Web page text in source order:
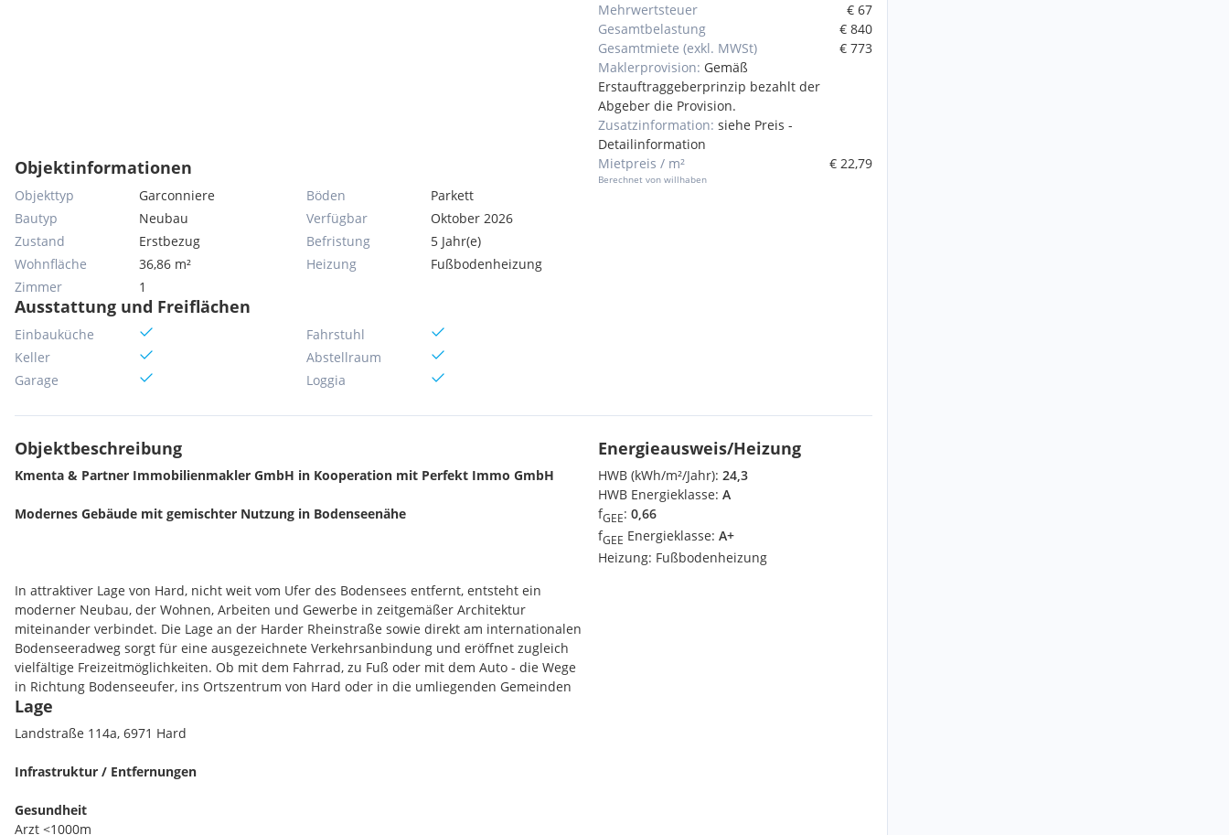
Objektinformationen
Objekttyp
Garconniere
Bautyp
Neubau
Zustand
Erstbezug
Wohnfläche
36,86 m²
Zimmer
1
Böden
Parkett
Verfügbar
Oktober 2026
Befristung
5 Jahr(e)
Heizung
Fußbodenheizung
Ausstattung und Freiflächen
Einbauküche
Keller
Garage
Fahrstuhl
Abstellraum
Loggia
Mehrwertsteuer
€ 67
Gesamtbelastung
€ 840
Gesamtmiete (exkl. MWSt)
€ 773
Maklerprovision: Gemäß
Erstauftraggeberprinzip bezahlt der
Abgeber die Provision.
Zusatzinformation: siehe Preis -
Detailinformation
Mietpreis / m²
Berechnet von willhaben
€ 22,79
Objektbeschreibung
Kmenta & Partner Immobilienmakler GmbH in Kooperation mit Perfekt Immo GmbH
Modernes Gebäude mit gemischter Nutzung in Bodenseenähe
In attraktiver Lage von Hard, nicht weit vom Ufer des Bodensees entfernt, entsteht ein
moderner Neubau, der Wohnen, Arbeiten und Gewerbe in zeitgemäßer Architektur
miteinander verbindet. Die Lage an der Harder Rheinstraße sowie direkt am internationalen
Bodenseeradweg sorgt für eine ausgezeichnete Verkehrsanbindung und eröffnet zugleich
vielfältige Freizeitmöglichkeiten. Ob mit dem Fahrrad, zu Fuß oder mit dem Auto - die Wege
in Richtung Bodenseeufer, ins Ortszentrum von Hard oder in die umliegenden Gemeinden
sind kurz und komfortabel. Diese Kombination aus naturnaher Umgebung, guter
Infrastruktur und moderner Bauweise macht das Projekt zu einem besonders attraktiven
Wohnort für Singles, Paare und Familien.
Der Neubau besteht aus einem architektonisch klar gestalteten Gebäudekomplex mit zwei
Hauptgebäuden, die sich eine gemeinsame Garage teilen. Während eines der Gebäude in
naher Zukunft als Hotel ausgeführt wird, befindet sich im zweiten Baukörper, der bereits in
Lage
Landstraße 114a, 6971 Hard
Infrastruktur / Entfernungen
Gesundheit
Arzt <1000m
Energieausweis/Heizung
HWB (kWh/m²/Jahr): 24,3
HWB Energieklasse: A
fGEE: 0,66
fGEE Energieklasse: A+
Heizung: Fußbodenheizung